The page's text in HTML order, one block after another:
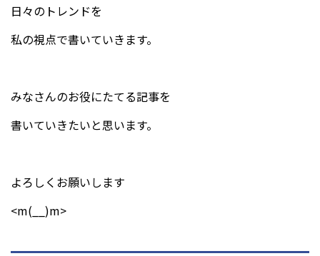
日々のトレンドを
私の視点で書いていきます。
みなさんのお役にたてる記事を
書いていきたいと思います。
よろしくお願いします
<m(__)m>